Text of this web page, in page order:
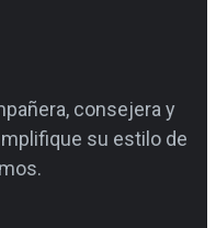
consejera y
su estilo de